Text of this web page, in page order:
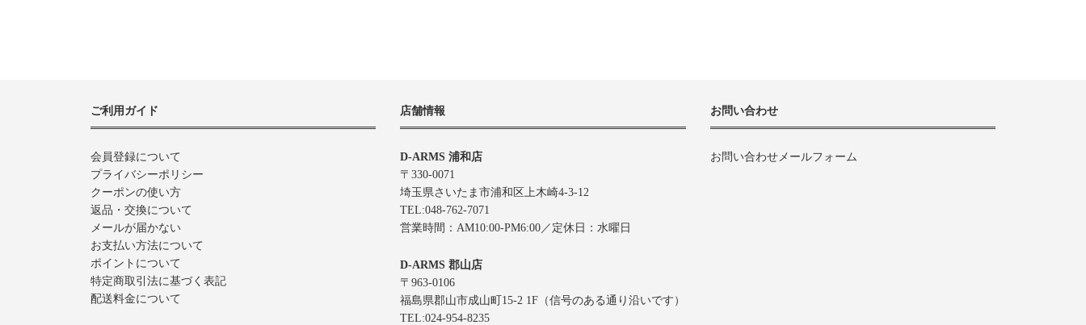
ご利用ガイド
会員登録について
プライバシーポリシー
クーポンの使い方
返品・交換について
メールが届かない
お支払い方法について
ポイントについて
特定商取引法に基づく表記
配送料金について
店舗情報
D-ARMS 浦和店
〒330-0071
埼玉県さいたま市浦和区上木崎4-3-12
TEL:048-762-7071
営業時間：AM10:00-PM6:00／定休日：水曜日
D-ARMS 郡山店
〒963-0106
福島県郡山市成山町15-2 1F（信号のある通り沿いです）
TEL:024-954-8235
お問い合わせ
お問い合わせメールフォーム